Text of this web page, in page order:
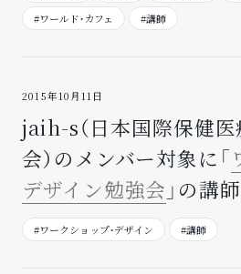
#ワールド・カフェ
#講師
2015年10月11日
jaih-s（日本国際保健
会）のメンバー対象に「
デザイン勉強会 」の講
#ワークショップ・デザイン #講師